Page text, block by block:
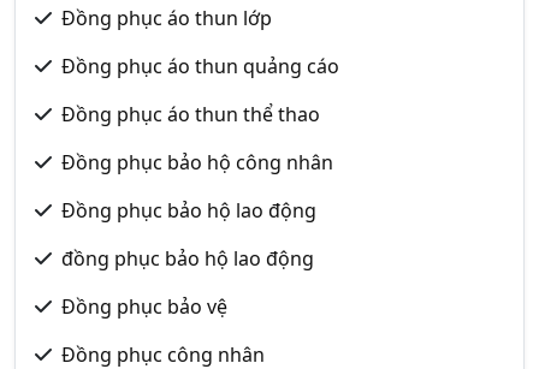
Đồng phục áo thun lớp
Đồng phục áo thun quảng cáo
Đồng phục áo thun thể thao
Đồng phục bảo hộ công nhân
Đồng phục bảo hộ lao động
đồng phục bảo hộ lao động
Đồng phục bảo vệ
Đồng phục công nhân